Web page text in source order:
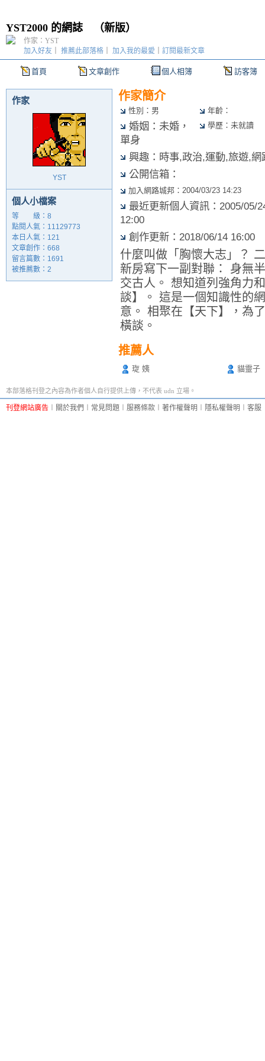
YST2000 的網誌 （新版）
首頁 文章創作 個人相簿 訪客簿
加入好友 推薦此部落格 加入我的最愛 訂閱最新文章
作家：YST
作家
YST
個人小檔案
等 級：8
點閱人氣：11129773
本日人氣：121
文章創作：668
留言篇數：1691
被推薦數： 2
作家簡介
性別：男 年齡：
婚姻：未婚，
單身
學歷：未就讀
興趣：時事,政治,運動,旅遊,網
公開信箱：
加入網路城邦：2004/03/23 14:23
最近更新個人資訊：2005/05/
12:00
創作更新：2018/06/14 16:00
什麼叫做「胸懷大志」？
新房寫下一副對聯： 身無
交古人。 想知道列強角力
談】。 這是一個知識性的
意。 相聚在【天下】，為
橫談。
推薦人
琁 姨 貓靈子
本部落格刊登之內容為作者個人自行提供上傳，不代表 udn 立場。
刊登網站廣告 關於我們 常見問題 服務條款 著作權聲明 隱私權聲明 客服